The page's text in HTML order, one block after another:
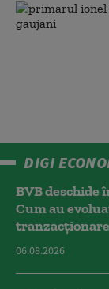
DIGI
BVB deschide
Cum au
tranzacționare
06.08.2026